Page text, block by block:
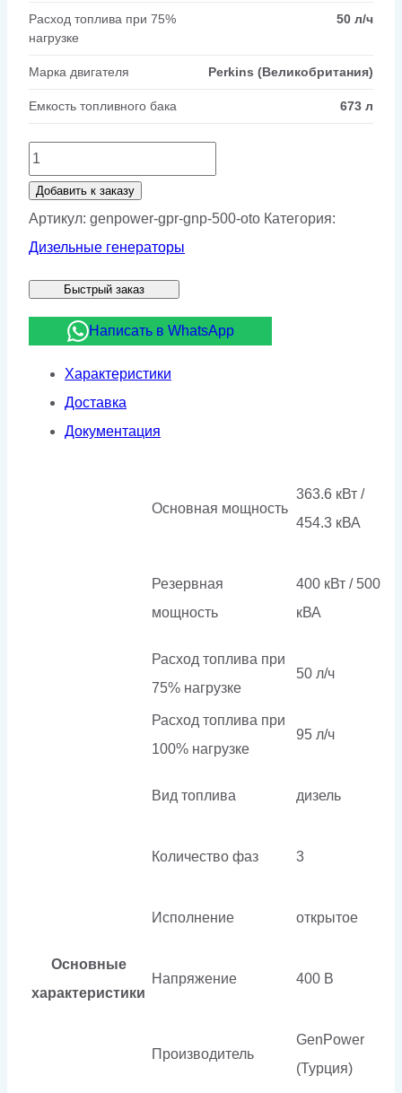
Расход топлива при 75%
нагрузке
50 л/ч
Марка двигателя Perkins (Великобритания)
Емкость топливного бака 673 л
Количество
товара
Дизельный
генератор
GPR-
Добавить к заказу
Артикул: genpower-gpr-gnp-500-oto Категория:
Дизельные генераторы
Быстрый заказ
Написать в WhatsApp
Характеристики
Доставка
Документация
Основные
характеристики
Основная мощность
363.6 кВт /
454.3 кВА
Резервная
мощность
400 кВт / 500
кВА
Расход топлива при
75% нагрузке
50 л/ч
Расход топлива при
100% нагрузке
95 л/ч
Вид топлива дизель
Количество фаз 3
Исполнение открытое
Напряжение 400 В
Производитель
GenPower
(Турция)